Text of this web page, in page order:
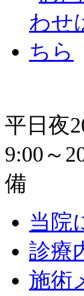
平日夜
9:00～
備
当院
診療
施術